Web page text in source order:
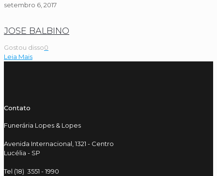
setembro 6, 2017
JOSE BALBINO
Gostou disso0
Leia Mais
Contato
Funerária Lopes & Lopes
Avenida Internacional, 1321 - Centro
Lucélia - SP
Tel (18) 3551 - 1990